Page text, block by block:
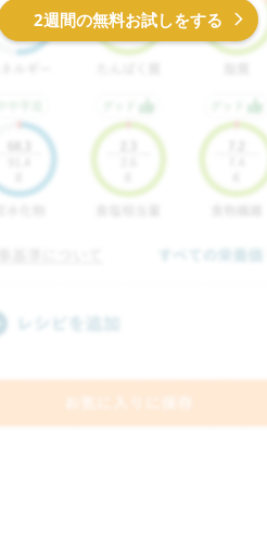
2週間の無料お試しをする